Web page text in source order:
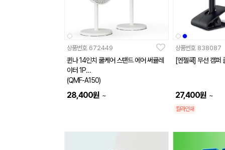
상품번호 672449
퀸나 14인치 쿨케어 스탠드 에어 써큘레
이터 1P
(QMF-A150)
28,400원 ~
상품번호 838087
[엔젤쿡] 무선 캠퍼
27,400원 ~
칼라인쇄